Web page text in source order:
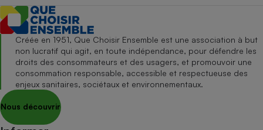
Créée en 1951, Que Choisir Ensemble est une association à but
non lucratif qui agit, en toute indépendance, pour défendre les
droits des consommateurs et des usagers, et promouvoir une
consommation responsable, accessible et respectueuse des
enjeux sanitaires, sociétaux et environnementaux.
Nous découvrir